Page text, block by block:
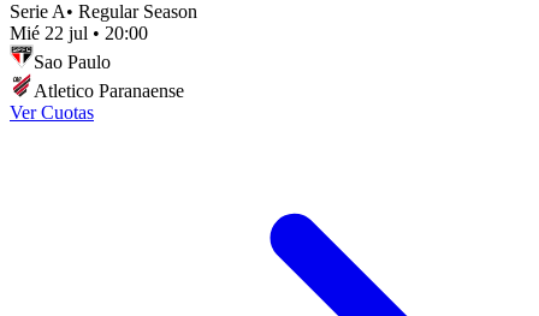
Serie A• Regular Season
Mié 22 jul • 20:00
Sao Paulo
Atletico Paranaense
Ver Cuotas